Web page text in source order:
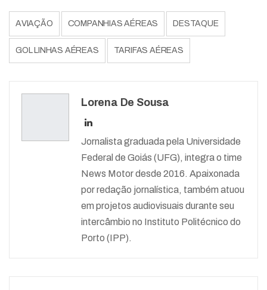
AVIAÇÃO COMPANHIAS AÉREAS DESTAQUE
GOL LINHAS AÉREAS TARIFAS AÉREAS
Lorena De Sousa
Jornalista graduada pela Universidade
Federal de Goiás (UFG), integra o time
News Motor desde 2016. Apaixonada
por redação jornalística, também atuou
em projetos audiovisuais durante seu
intercâmbio no Instituto Politécnico do
Porto (IPP).